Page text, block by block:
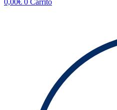
0,00€ 0 Carrito